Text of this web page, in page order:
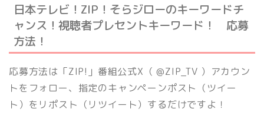
日本テレビ！ZIP！そらジローのキーワードチ
ャンス！視聴者プレセントキーワード！ 応募
方法！
応募方法は「ZIP!」番組公式X（ @ZIP_TV ）アカウン
トをフォロー、指定のキャンペーンポスト（ツイー
ト）をリポスト（リツイート）するだけですよ！